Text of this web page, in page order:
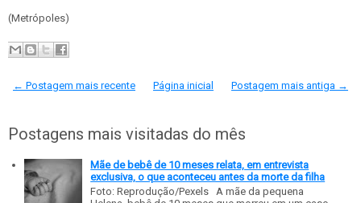
(Metrópoles)
← Postagem mais recente Postagem mais antiga →
Página inicial
Postagens mais visitadas do mês
Mãe de bebê de 10 meses relata, em entrevista
exclusiva, o que aconteceu antes da morte da filha
Foto: Reprodução/Pexels A mãe da pequena